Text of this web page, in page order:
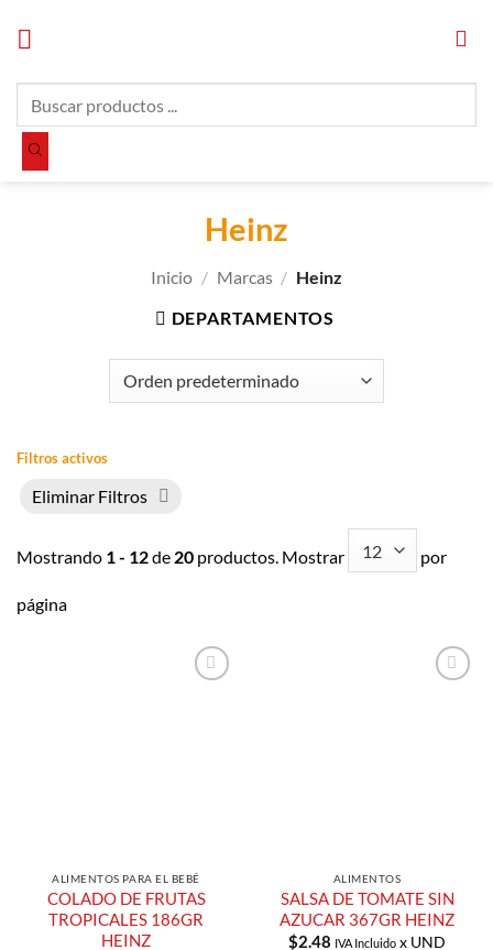
productos
Heinz
Inicio / Marcas / Heinz
DEPARTAMENTOS
Filtros activos
Eliminar Filtros
Mostrando 1 - 12de 20 productos. Mostrar por
página
ALIMENTOS PARA EL BEBÉ
COLADO DE FRUTAS
TROPICALES 186GR
HEINZ
ALIMENTOS
SALSA DE TOMATE SIN
AZUCAR 367GR HEINZ
$2.48 IVA Incluido x UND